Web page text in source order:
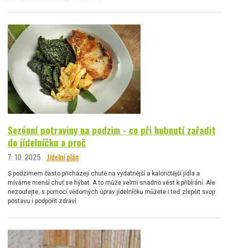
Sezónní potraviny na podzim - co při hubnutí zařadit
do jídelníčku a proč
7. 10. 2025 Jídelní plán
S podzimem často přicházejí chutě na vydatnější a kaloričtější jídla a
míváme menší chuť se hýbat. A to může velmi snadno vést k přibírání. Ale
nezoufejte, s pomocí vědomých úprav jídelníčku můžete i teď zlepšit svoji
postavu i podpořit zdraví.